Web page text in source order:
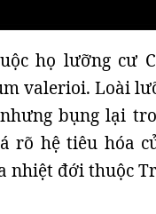
họ lưỡng cư
valerioi. Loài
bụng lại
rõ hệ tiêu hóa
nhiệt đới thuộc